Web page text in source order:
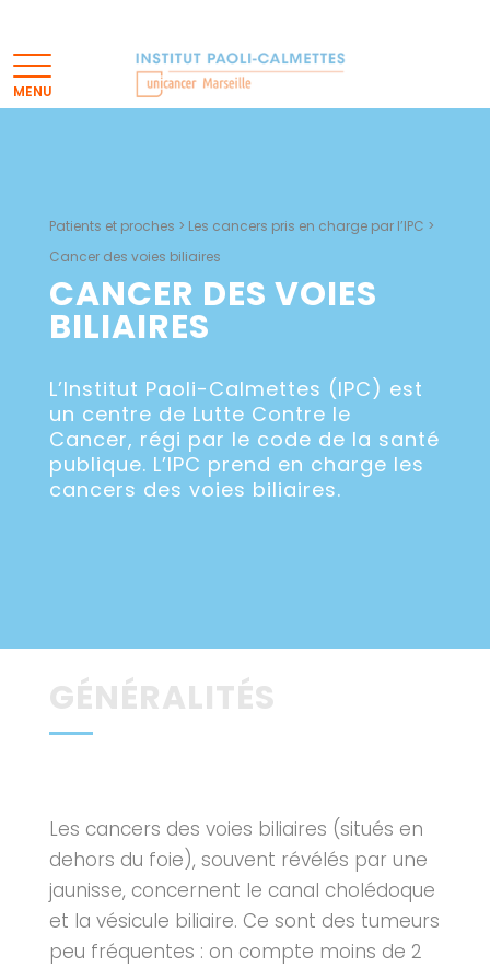
Patients et proches > Les cancers pris en charge par l’IPC >
Cancer des voies biliaires
CANCER DES VOIES
BILIAIRES
L’Institut Paoli-Calmettes (IPC) est
un centre de Lutte Contre le
Cancer, régi par le code de la santé
publique. L’IPC prend en charge les
cancers des voies biliaires.
GÉNÉRALITÉS
Les cancers des voies biliaires (situés en
dehors du foie), souvent révélés par une
jaunisse, concernent le canal cholédoque
et la vésicule biliaire. Ce sont des tumeurs
peu fréquentes : on compte moins de 2